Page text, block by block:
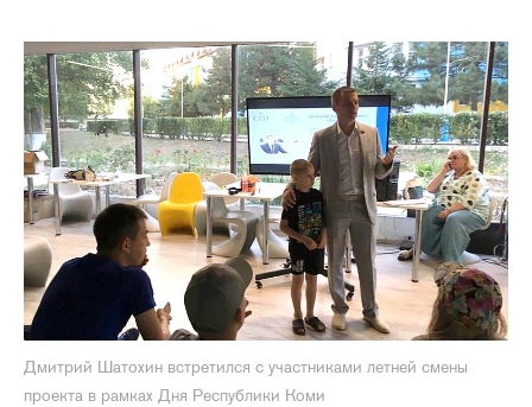
Дмитрий Шатохин встретился с участниками летней смены
проекта в рамках Дня Республики Коми